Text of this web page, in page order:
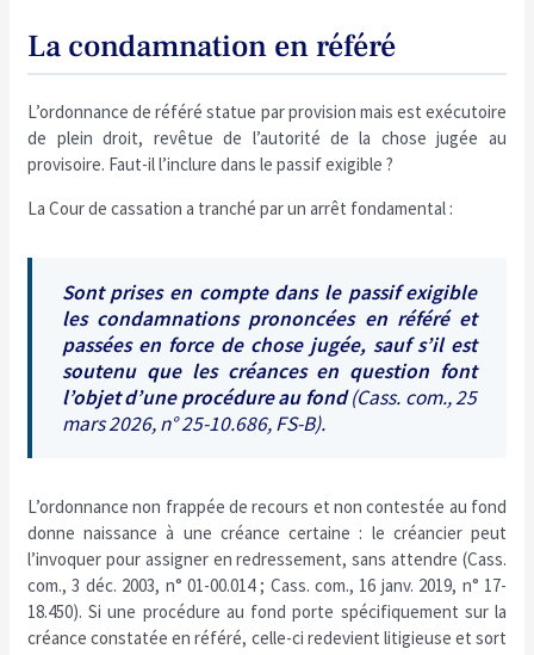
La condamnation en référé
L’ordonnance de référé statue par provision mais est exécutoire
de plein droit, revêtue de l’autorité de la chose jugée au
provisoire. Faut-il l’inclure dans le passif exigible ?
La Cour de cassation a tranché par un arrêt fondamental :
Sont prises en compte dans le passif exigible
les condamnations prononcées en référé et
passées en force de chose jugée, sauf s’il est
soutenu que les créances en question font
l’objet d’une procédure au fond(Cass. com., 25
mars 2026, n° 25-10.686, FS-B).
L’ordonnance non frappée de recours et non contestée au fond
donne naissance à une créance certaine : le créancier peut
l’invoquer pour assigner en redressement, sans attendre (Cass.
com., 3 déc. 2003, n° 01-00.014 ; Cass. com., 16 janv. 2019, n° 17-
18.450). Si une procédure au fond porte spécifiquement sur la
créance constatée en référé, celle-ci redevient litigieuse et sort